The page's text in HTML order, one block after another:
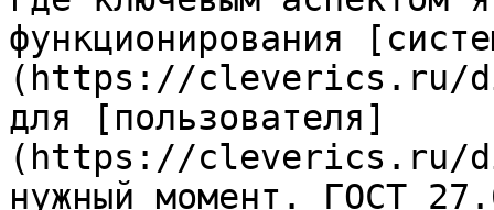
функционирования
(https://cleverics.ru/
для [пользователя]
(https://cleverics.ru/
нужный момент. ГОСТ